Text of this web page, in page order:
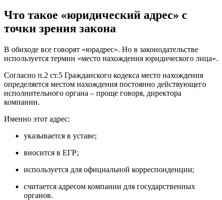
Что такое «юридический адрес» с
точки зрения закона
В обиходе все говорят «юрадрес». Но в законодательстве
используется термин «место нахождения юридического лица».
Согласно п.2 ст.5 Гражданского кодекса место нахождения
определяется местом нахождения постоянно действующего
исполнительного органа – проще говоря, директора
компании.
Именно этот адрес:
указывается в уставе;
вносится в ЕГР;
используется для официальной корреспонденции;
считается адресом компании для государственных
органов.